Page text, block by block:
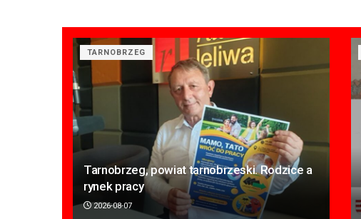
TARNOBRZEG
Tarnobrzeg, powiat tarnobrzeski. Rodzice a
rynek pracy
2026-08-07